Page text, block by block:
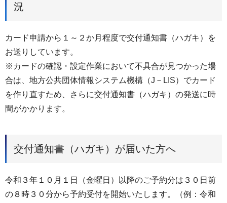
況
カード申請から１～２か月程度で交付通知書（ハガキ）を
お送りしています。
※カードの確認・設定作業において不具合が見つかった場
合は、地方公共団体情報システム機構（J－LIS）でカード
を作り直すため、さらに交付通知書（ハガキ）の発送に時
間がかかります。
交付通知書（ハガキ）が届いた方へ
令和３年１０月１日（金曜日）以降のご予約分は３０日前
の８時３０分から予約受付を開始いたします。（例：令和